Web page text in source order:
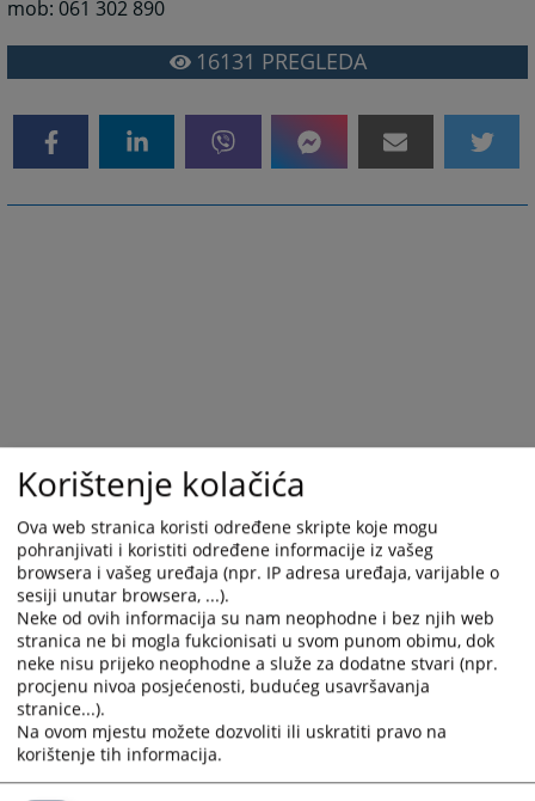
mob: 061 302 890
16131 PREGLEDA
Korištenje kolačića
Ova web stranica koristi određene skripte koje mogu
pohranjivati i koristiti određene informacije iz vašeg
browsera i vašeg uređaja (npr. IP adresa uređaja, varijable o
sesiji unutar browsera, ...).
Neke od ovih informacija su nam neophodne i bez njih web
stranica ne bi mogla fukcionisati u svom punom obimu, dok
neke nisu prijeko neophodne a služe za dodatne stvari (npr.
procjenu nivoa posjećenosti, budućeg usavršavanja
stranice...).
Na ovom mjestu možete dozvoliti ili uskratiti pravo na
korištenje tih informacija.